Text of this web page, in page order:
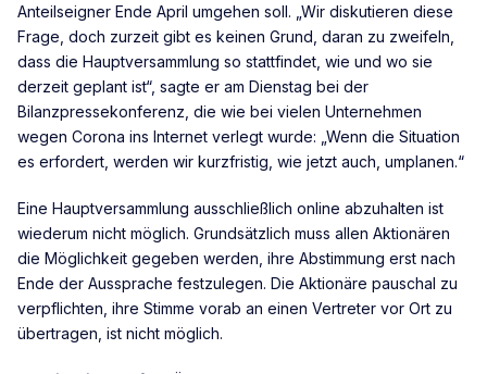
Anteilseigner Ende April umgehen soll. „Wir diskutieren diese
Frage, doch zurzeit gibt es keinen Grund, daran zu zweifeln,
dass die Hauptversammlung so stattfindet, wie und wo sie
derzeit geplant ist“, sagte er am Dienstag bei der
Bilanzpressekonferenz, die wie bei vielen Unternehmen
wegen Corona ins Internet verlegt wurde: „Wenn die Situation
es erfordert, werden wir kurzfristig, wie jetzt auch, umplanen.“
Eine Hauptversammlung ausschließlich online abzuhalten ist
wiederum nicht möglich. Grundsätzlich muss allen Aktionären
die Möglichkeit gegeben werden, ihre Abstimmung erst nach
Ende der Aussprache festzulegen. Die Aktionäre pauschal zu
verpflichten, ihre Stimme vorab an einen Vertreter vor Ort zu
übertragen, ist nicht möglich.